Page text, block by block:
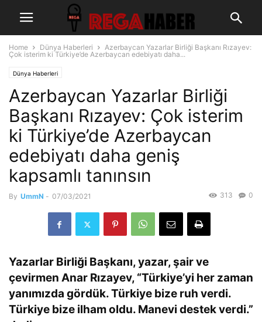
Home Dünya Haberleri
Azerbaycan Yazarlar Birliği Başkanı Rızayev:
Çok isterim ki Türkiye’de Azerbaycan edebiyatı daha...
Dünya Haberleri
Azerbaycan Yazarlar Birliği
Başkanı Rızayev: Çok isterim
ki Türkiye’de Azerbaycan
edebiyatı daha geniş
kapsamlı tanınsın
By UmmN - 07/03/2021 0
313
Yazarlar Birliği Başkanı, yazar, şair ve
çevirmen Anar Rızayev, “Türkiye’yi her zaman
yanımızda gördük. Türkiye bize ruh verdi.
Türkiye bize ilham oldu. Manevi destek verdi.”